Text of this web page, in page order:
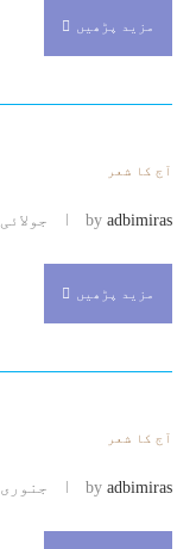
مزید پڑھیں
آج کا شعر
by adbimiras جولائی 6, 2026
مزید پڑھیں
آج کا شعر
by adbimiras جنوری 18, 2023